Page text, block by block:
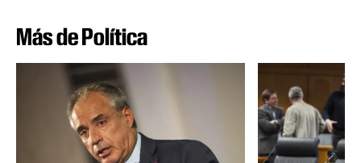
Más de Política